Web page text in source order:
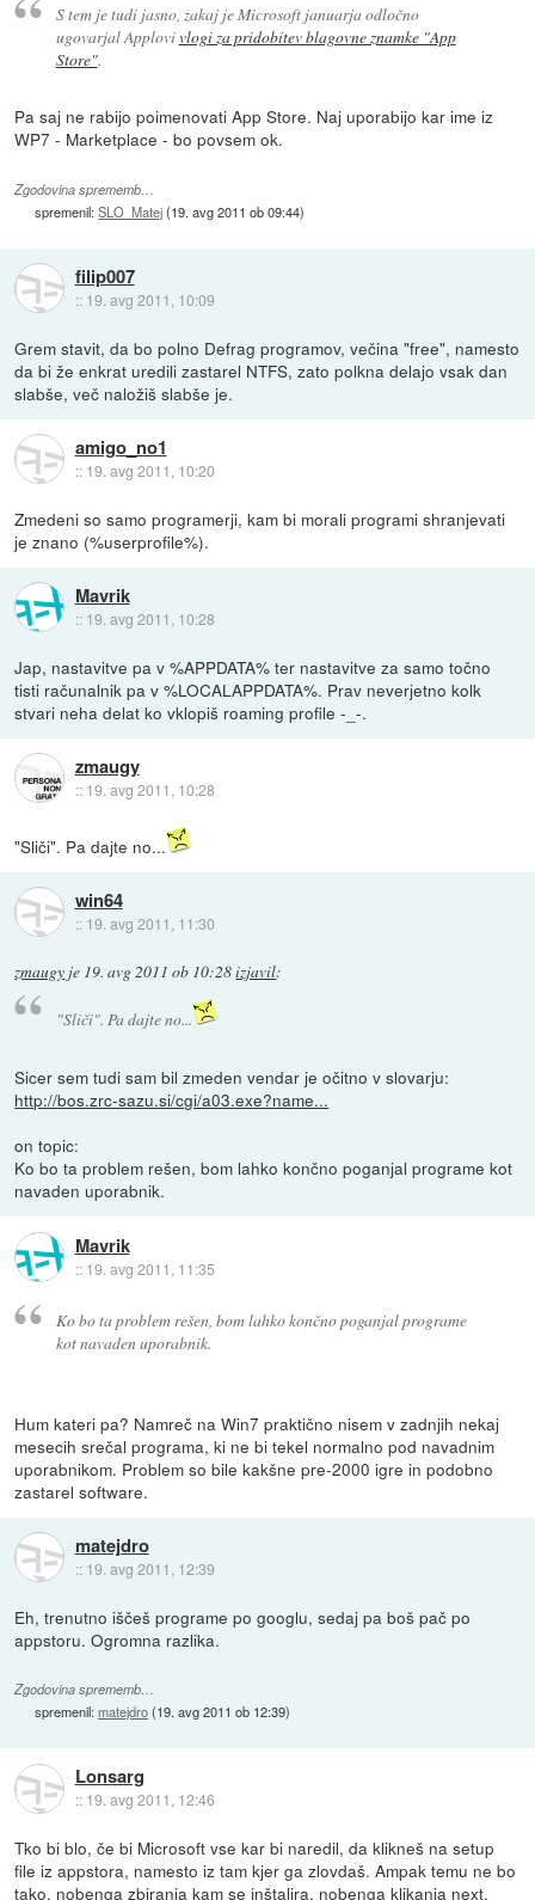
S tem je tudi jasno, zakaj je Microsoft januarja odločno
ugovarjal Applovivlogi za pridobitev blagovne znamke "App
Store".
Pa saj ne rabijo poimenovati App Store. Naj uporabijo kar ime iz
WP7 - Marketplace - bo povsem ok.
Zgodovina sprememb…
spremenil:SLO_Matej(19. avg 2011 ob 09:44)
filip007
:: 19. avg 2011, 10:09
Grem stavit, da bo polno Defrag programov, večina "free", namesto
da bi že enkrat uredili zastarel NTFS, zato polkna delajo vsak dan
slabše, več naložiš slabše je.
amigo_no1
:: 19. avg 2011, 10:20
Zmedeni so samo programerji, kam bi morali programi shranjevati
je znano (%userprofile%).
Mavrik
:: 19. avg 2011, 10:28
Jap, nastavitve pa v %APPDATA% ter nastavitve za samo točno
tisti računalnik pa v %LOCALAPPDATA%. Prav neverjetno kolk
stvari neha delat ko vklopiš roaming profile -_-.
zmaugy
:: 19. avg 2011, 10:28
"Sliči". Pa dajte no...
win64
:: 19. avg 2011, 11:30
zmaugy je 19. avg 2011 ob 10:28izjavil:
"Sliči". Pa dajte no...
Sicer sem tudi sam bil zmeden vendar je očitno v slovarju:
http://bos.zrc-sazu.si/cgi/a03.exe?name...
on topic:
Ko bo ta problem rešen, bom lahko končno poganjal programe kot
navaden uporabnik.
Mavrik
:: 19. avg 2011, 11:35
Ko bo ta problem rešen, bom lahko končno poganjal programe
kot navaden uporabnik.
Hum kateri pa? Namreč na Win7 praktično nisem v zadnjih nekaj
mesecih srečal programa, ki ne bi tekel normalno pod navadnim
uporabnikom. Problem so bile kakšne pre-2000 igre in podobno
zastarel software.
matejdro
:: 19. avg 2011, 12:39
Eh, trenutno iščeš programe po googlu, sedaj pa boš pač po
appstoru. Ogromna razlika.
Zgodovina sprememb…
spremenil:matejdro(19. avg 2011 ob 12:39)
Lonsarg
:: 19. avg 2011, 12:46
Tko bi blo, če bi Microsoft vse kar bi naredil, da klikneš na setup
file iz appstora, namesto iz tam kjer ga zlovdaš. Ampak temu ne bo
tako, nobenga zbiranja kam se inštalira, nobenga klikanja next,